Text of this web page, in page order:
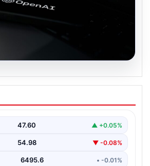
zeka modellerinin
çıktığını açıkladı
47.60 ▲ +0.05%
54.98 ▼ -0.08%
6495.6 • -0.01%